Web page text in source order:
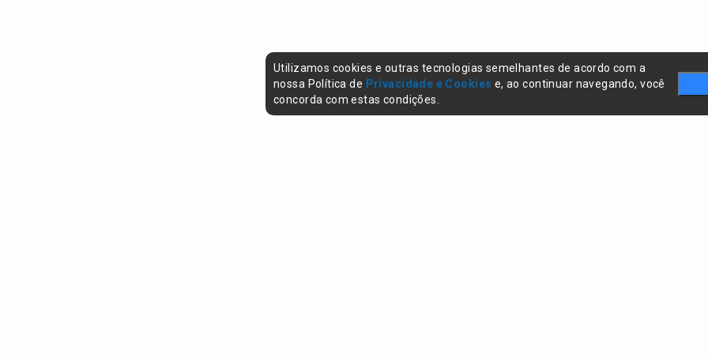
Utilizamos cookies e outras tecnologias semelhantes de acordo com a
nossa Política de Privacidade e Cookies e, ao continuar navegando, você
concorda com estas condições.